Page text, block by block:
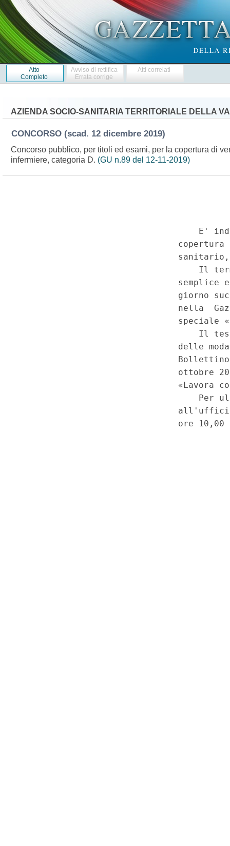
Atto
Completo
Avviso di rettifica
Errata corrige
Atti correlati
AZIENDA SOCIO-SANITARIA TERRITORIALE DELLA
CONCORSO (scad. 12 dicembre 2019)
Concorso pubblico, per titoli ed esami, per la copertura di
infermiere, categoria D. (GU n.89 del 12-11-2019)